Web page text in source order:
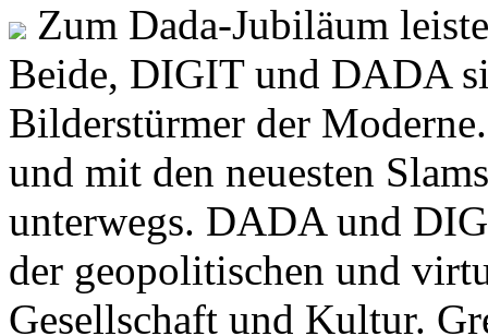
Zum Dada-Jubiläum
Beide, DIGIT und DADA
Bilderstürmer der
und mit den neuesten
unterwegs. DADA und
der geopolitischen und
Gesellschaft und Kultur.